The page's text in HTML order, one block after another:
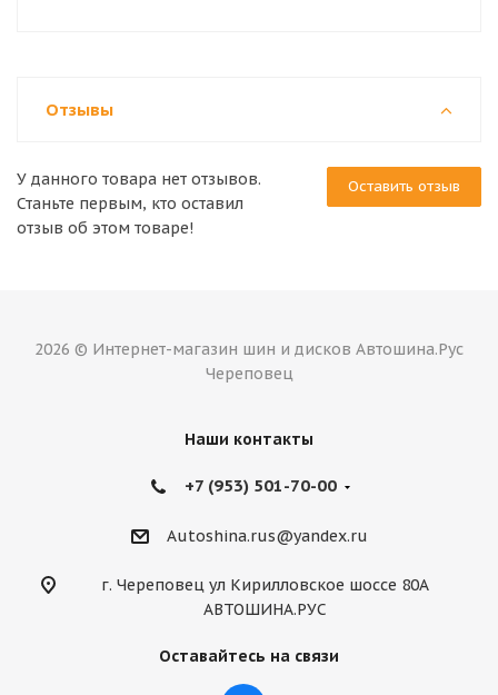
Отзывы
Оставить отзыв
У данного товара нет отзывов.
Станьте первым, кто оставил
отзыв об этом товаре!
2026 © Интернет-магазин шин и дисков Автошина.Рус
Череповец
Наши контакты
+7 (953) 501-70-00
Autoshina.rus@yandex.ru
г. Череповец ул Кирилловское шоссе 80А
АВТОШИНА.РУС
Оставайтесь на связи